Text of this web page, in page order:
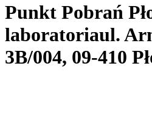
Punkt Pobrań
laboratoriaul.
3B/004, 09-410